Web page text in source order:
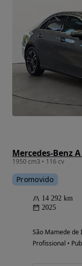
Mercedes-Benz
1950 cm3 • 116 cv
Promovido
14 292 km
2025
São Mamede de
Profissional •